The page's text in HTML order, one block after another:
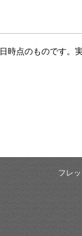
時点のものです。
フレ